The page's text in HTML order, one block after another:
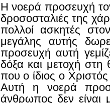
Η νοερά προσευχή
δροσοσταλιές της
πολλοί ασκητές
μεγάλης αυτής
προσευχή αυτή
δόξα και μετοχή
που ο ίδιος ο
Αυτή η νοερά
άνθρωπος δεν είναι